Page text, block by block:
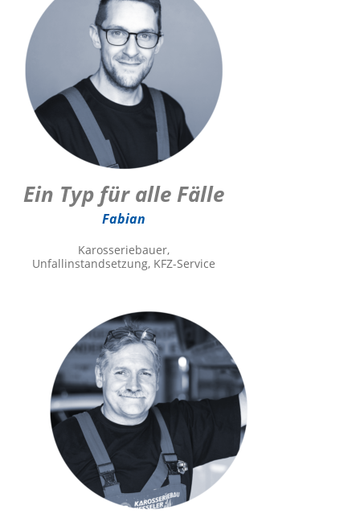
Ein Typ für alle Fälle
Fabian
Karosseriebauer,
Unfallinstandsetzung, KFZ-Service